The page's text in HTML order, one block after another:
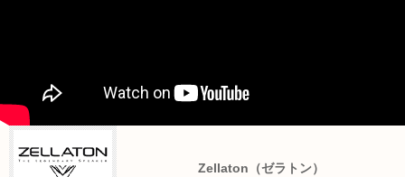
Zellaton（ゼラトン）